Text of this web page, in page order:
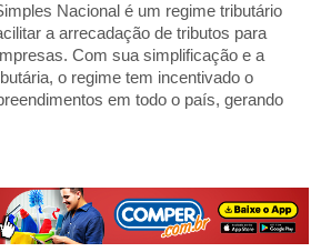
Nacional é um regime tributário
a arrecadação de tributos para
Com sua simplificação e a
o regime tem incentivado o
em todo o país, gerando